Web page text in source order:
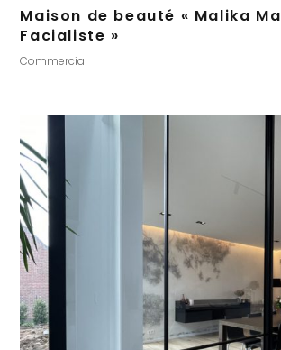
Maison de beauté « Malika Ma
Facialiste »
Commercial